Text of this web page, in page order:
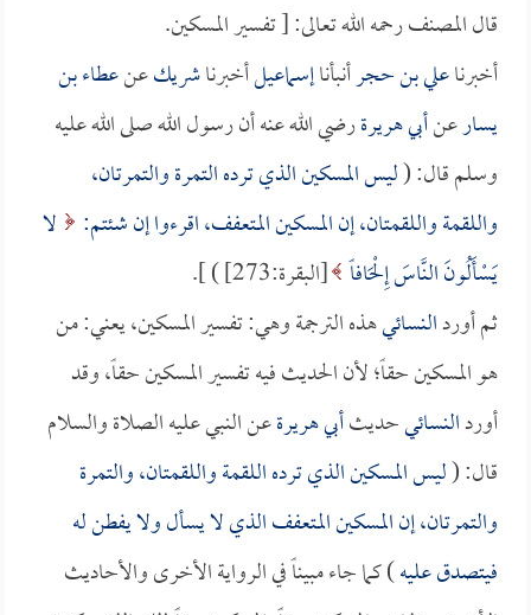
قال المصنف رحمه الله تعالى: [ تفسير المسكين.
أخبرناعلي بن حجرأنبأناإسماعيلأخبرناشريكعنعطاء بن
يسارعنأبي هريرةرضي الله عنه أن رسول الله صلى الله عليه
وسلم قال: (ليس المسكين الذي ترده التمرة والتمرتان،
واللقمة واللقمتان، إن المسكين المتعفف، اقرءوا إن شئتم:
لا
يَسْأَلُونَ النَّاسَ إِلْحَافاً [البقرة:273] ) ].
ثم أوردالنسائيهذه الترجمة وهي: تفسير المسكين، يعني: من
هو المسكين حقاً؛ لأن الحديث فيه تفسير المسكين حقاً، وقد
أوردالنسائيحديثأبي هريرةعن النبي عليه الصلاة والسلام
قال: (ليس المسكين الذي ترده اللقمة واللقمتان، والتمرة
والتمرتان، إن المسكين المتعفف الذي لا يسأل ولا يفطن له
فيتصدق عليه) كما جاء مبيناً في الرواية الأخرى والأحاديث